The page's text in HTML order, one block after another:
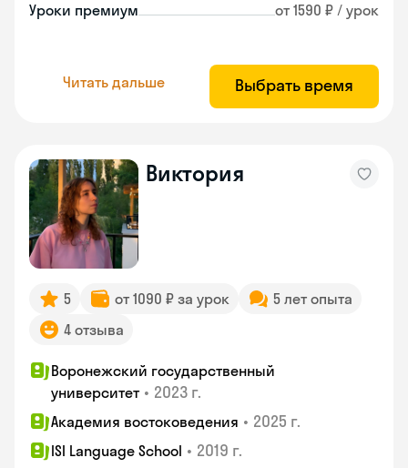
Уроки премиум от 1590 ₽ / урок
Читать дальше Выбрать время
Виктория
5 от 1090 ₽ за урок
5 лет опыта
4 отзыва
Воронежский государственный
университет • 2023 г.
Академия востоковедения • 2025 г.
ISI Language School • 2019 г.